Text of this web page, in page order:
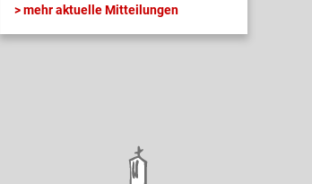
mehr aktuelle Mitteilungen